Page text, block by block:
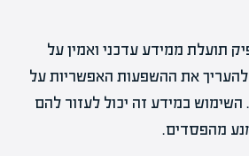
תועלת ממידע עדכני ואמין על
להעריך את ההשפעות האפשריות על
במידע זה יכול לעזור להם
מהפסדים.